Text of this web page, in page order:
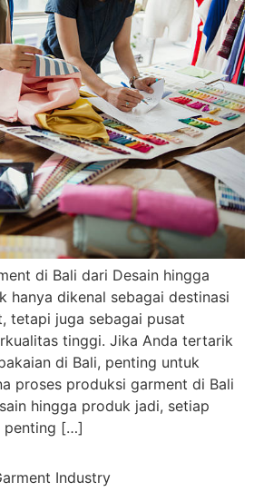
di Bali dari Desain hingga
hanya dikenal sebagai destinasi
tetapi juga sebagai pusat
tinggi. Jika Anda tertarik
di Bali, penting untuk
proses produksi garment di Bali
hingga produk jadi, setiap
penting […]
Industry